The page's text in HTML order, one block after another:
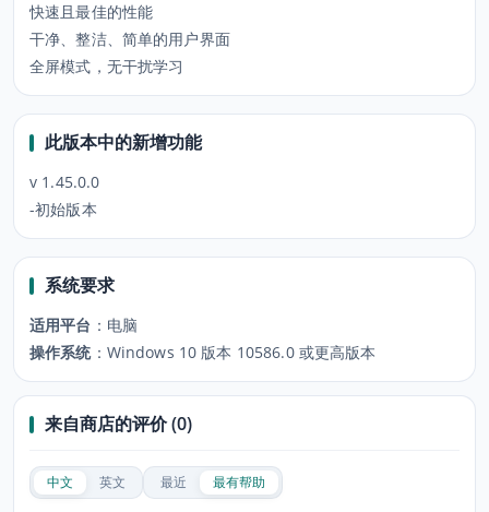
快速且最佳的性能
干净、整洁、简单的用户界面
全屏模式，无干扰学习
此版本中的新增功能
v 1.45.0.0
-初始版本
系统要求
适用平台 ： 电脑
操作系统： Windows 10 版本 10586.0 或更高版本
来自商店的评价 (0)
中文 英文 最近 最有帮助